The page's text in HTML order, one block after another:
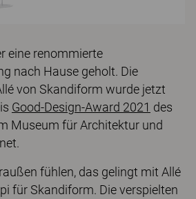
eine renommierte
nach Hause geholt. Die
von Skandiform wurde jetzt
Good-Design-Award 2021 des
Museum für Architektur und
fühlen, das gelingt mit Allé
für Skandiform. Die verspielten